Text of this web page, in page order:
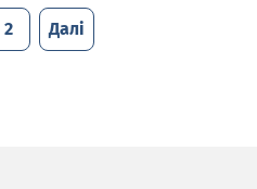
2 Далі